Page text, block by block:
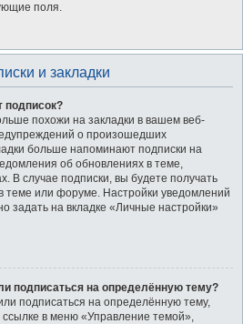
поля.
и закладки
подписок?
похожи на закладки в вашем веб-
о произошедших
больше напоминают подписки на
об обновлениях в теме,
В случае подписки, вы будете получать
теме или форуме. Настройки уведомлений
задать на вкладке «Личные настройки»
подписаться на определённую тему?
подписаться на определённую тему,
в меню «Управление темой»,